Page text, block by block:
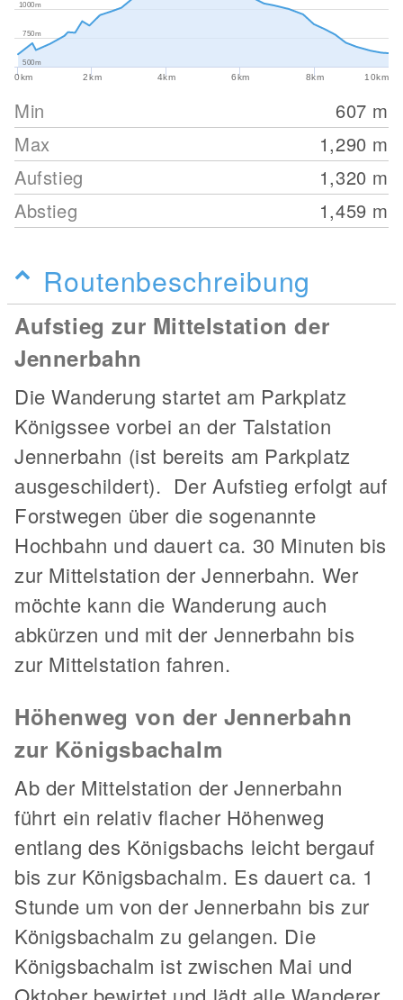
0km 2km 4km 6km 8km 10km
500m
750m
1000m
Min 607 m
Max
1,290 m
Aufstieg
1,320 m
Abstieg
1,459 m
Routenbeschreibung
Aufstieg zur Mittelstation der
Jennerbahn
Die Wanderung startet am Parkplatz
Königssee vorbei an der Talstation
Jennerbahn (ist bereits am Parkplatz
ausgeschildert). Der Aufstieg erfolgt auf
Forstwegen über die sogenannte
Hochbahn und dauert ca. 30 Minuten bis
zur Mittelstation der Jennerbahn. Wer
möchte kann die Wanderung auch
abkürzen und mit der Jennerbahn bis
zur Mittelstation fahren.
Höhenweg von der Jennerbahn
zur Königsbachalm
Ab der Mittelstation der Jennerbahn
führt ein relativ flacher Höhenweg
entlang des Königsbachs leicht bergauf
bis zur Königsbachalm. Es dauert ca. 1
Stunde um von der Jennerbahn bis zur
Königsbachalm zu gelangen. Die
Königsbachalm ist zwischen Mai und